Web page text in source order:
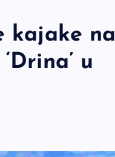
kajake na
u